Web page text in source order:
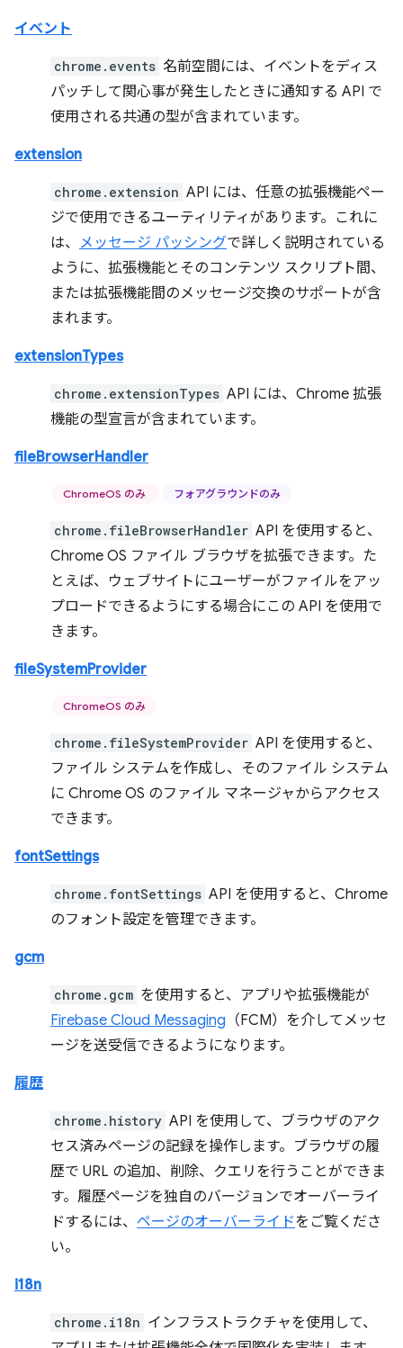
イベント
chrome.events 名前空間には、イベントをディス
パッチして関心事が発生したときに通知する API で
使用される共通の型が含まれています。
extension
chrome.extension API には、任意の拡張機能ペー
ジで使用できるユーティリティがあります。これに
は、 メッセージ パッシングで詳しく説明されている
ように、拡張機能とそのコンテンツ スクリプト間、
または拡張機能間のメッセージ交換のサポートが含
まれます。
extensionTypes
chrome.extensionTypes API には、Chrome 拡張
機能の型宣言が含まれています。
fileBrowserHandler
ChromeOS のみ フォアグラウンドのみ
chrome.fileBrowserHandler API を使用すると、
Chrome OS ファイル ブラウザを拡張できます。た
とえば、ウェブサイトにユーザーがファイルをアッ
プロードできるようにする場合にこの API を使用で
きます。
fileSystemProvider
ChromeOS のみ
chrome.fileSystemProvider API を使用すると、
ファイル システムを作成し、そのファイル システム
に Chrome OS のファイル マネージャからアクセス
できます。
fontSettings
chrome.fontSettings API を使用すると、Chrome
のフォント設定を管理できます。
gcm
chrome.gcm を使用すると、アプリや拡張機能が
Firebase Cloud Messaging （FCM）を介してメッセ
ージを送受信できるようになります。
履歴
chrome.history API を使用して、ブラウザのアク
セス済みページの記録を操作します。ブラウザの履
歴で URL の追加、削除、クエリを行うことができま
す。履歴ページを独自のバージョンでオーバーライ
ドするには、 ページのオーバーライドをご覧くださ
い。
i18n
chrome.i18n インフラストラクチャを使用して、